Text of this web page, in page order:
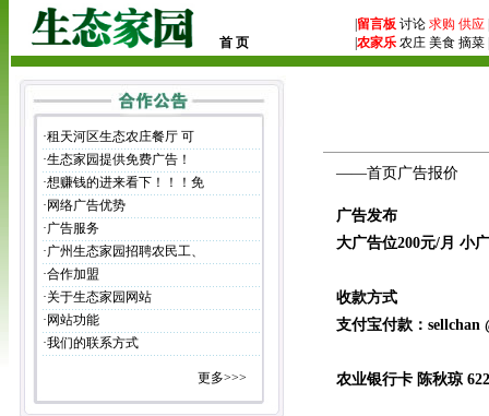
首 页
留言板 讨论 求购 供应
农家乐 农庄 美食 摘菜 |
·租天河区生态农庄餐厅 可
·生态家园提供免费广告！
·想赚钱的进来看下！！！免
· 网络广告优势
·广告服务
·广州生态家园招聘农民工、
·合作加盟
·关于生态家园网站
· 网站功能
·我们的联系方式
更多>>>
——首页广告报价
广告发布
大广告位200元/月 小
收款方式
支付宝付款：sellchan
农业银行卡 陈秋琼